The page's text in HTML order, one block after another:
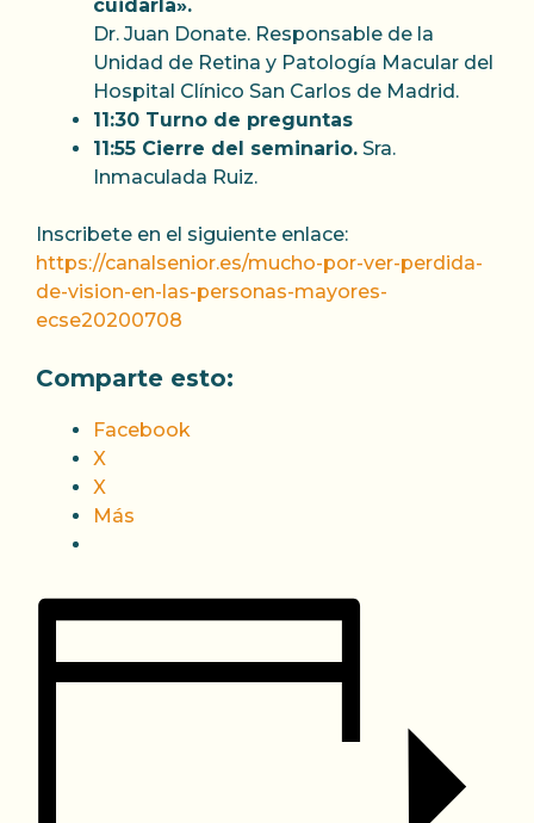
cuidarla».
Dr. Juan Donate. Responsable de la
Unidad de Retina y Patología Macular del
Hospital Clínico San Carlos de Madrid.
11:30 Turno de preguntas
11:55 Cierre del seminario. Sra.
Inmaculada Ruiz.
Inscribete en el siguiente enlace:
https://canalsenior.es/mucho-por-ver-perdida-
de-vision-en-las-personas-mayores-
ecse20200708
Comparte esto:
Facebook
X
X
Más